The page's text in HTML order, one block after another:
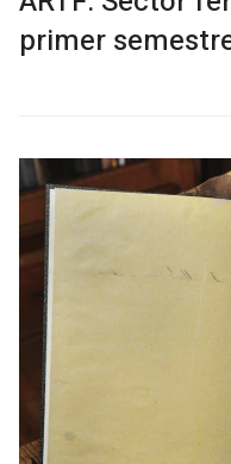
primer